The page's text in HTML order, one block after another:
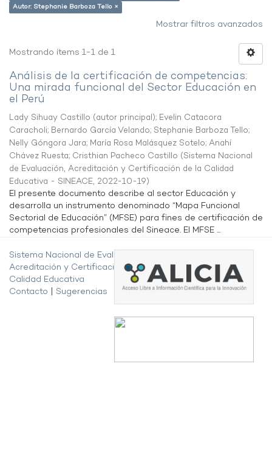
Autor: Stephanie Barboza Tello ×
Mostrar filtros avanzados
Mostrando ítems 1-1 de 1
Análisis de la certificación de competencias:
Una mirada funcional del Sector Educación en
el Perú
Lady Sihuay Castillo (autor principal); Evelin Catacora
Caracholi; Bernardo García Velando; Stephanie Barboza Tello;
Nelly Góngora Jara; María Rosa Malásquez Sotelo; Anahí
Chávez Ruesta; Cristhian Pacheco Castillo (Sistema Nacional
de Evaluación, Acreditación y Certificación de la Calidad
Educativa - SINEACE, 2022-10-19)
El presente documento describe al sector Educación y
desarrolla un instrumento denominado “Mapa Funcional
Sectorial de Educación” (MFSE) para fines de certificación de
competencias profesionales del Sineace. El MFSE ...
Sistema Nacional de Evaluación,
Acreditación y Certificación de la
Calidad Educativa
Contacto
Sugerencias